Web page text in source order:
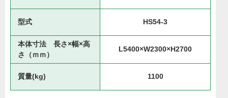
型式 HS54-3
本体寸法 長さ×幅×高
さ（ｍｍ）
L5400×W2300×H2700
質量(kg) 1100